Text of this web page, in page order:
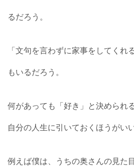
るだろう。
「文句を言わずに家事をしてくれ
もいるだろう。
何があっても「好き」と決められ
自分の人生に引いておくほうがいい
例えば僕は、うちの奥さんの見た